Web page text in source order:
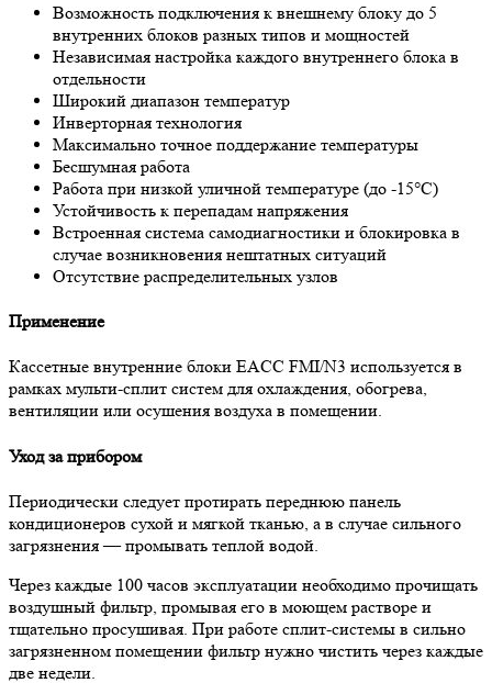
Возможность подключения к внешнему блоку до 5
внутренних блоков разных типов и мощностей
Независимая настройка каждого внутреннего блока в
отдельности
Широкий диапазон температур
Инверторная технология
Максимально точное поддержание температуры
Бесшумная работа
Работа при низкой уличной температуре (до -15°С)
Устойчивость к перепадам напряжения
Встроенная система самодиагностики и блокировка в
случае возникновения нештатных ситуаций
Отсутствие распределительных узлов
Применение
Кассетные внутренние блоки EACC FMI/N3 используется в
рамках мульти-сплит систем для охлаждения, обогрева,
вентиляции или осушения воздуха в помещении.
Уход за прибором
Периодически следует протирать переднюю панель
кондиционеров сухой и мягкой тканью, а в случае сильного
загрязнения — промывать теплой водой.
Через каждые 100 часов эксплуатации необходимо прочищать
воздушный фильтр, промывая его в моющем растворе и
тщательно просушивая. При работе сплит-системы в сильно
загрязненном помещении фильтр нужно чистить через каждые
две недели.